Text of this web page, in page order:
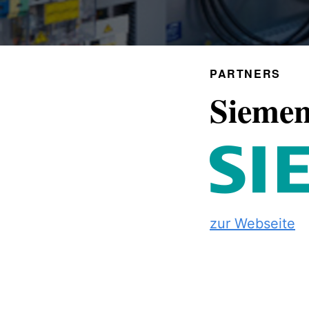
PARTNERS
zur Webseite